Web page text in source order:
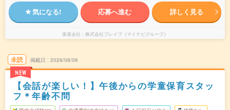
気になる! 応募へ進む 詳しく見る
派遣会社 株式会社ブレイブ（マイナビグループ）
未読
NEW
掲載日 2026/08/06
【会話が楽しい！】午後からの学童保育スタッ
フ＊年齢不問